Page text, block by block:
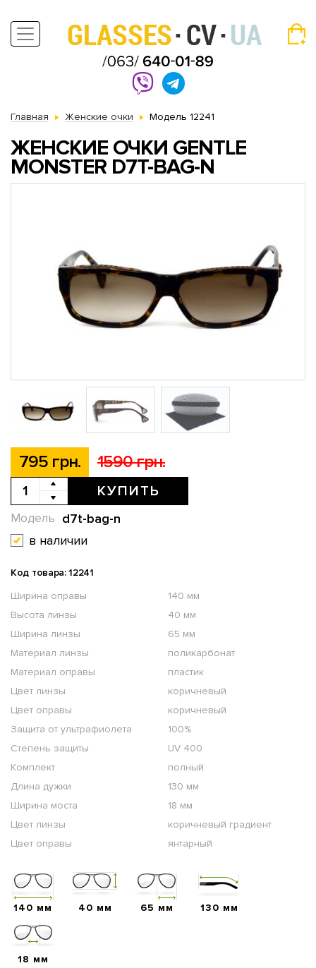
Главная Женские очки Модель 12241
ЖЕНСКИЕ ОЧКИ GENTLE
MONSTER D7T-BAG-N
795 грн. 1590 грн.
КУПИТЬ
d7t-bag-n
Модель
в наличии
Код товара: 12241
Ширина оправы
140 мм
Высота линзы
40 мм
Ширина линзы
65 мм
Материал линзы
поликарбонат
Материал оправы
пластик
Цвет линзы
коричневый
Цвет оправы
коричневый
Защита от ультрафиолета
100%
Степень защиты
UV 400
Комплект
полный
Длина дужки
130 мм
Ширина моста
18 мм
Цвет линзы
коричневый градиент
Цвет оправы
янтарный
140 мм 40 мм 65 мм 130 мм
18 мм